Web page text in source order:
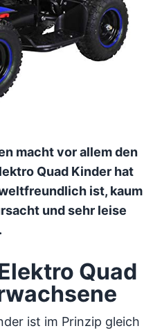
macht vor allem den
Quad Kinder hat
ist, kaum
und sehr leise
Quad
ist im Prinzip gleich